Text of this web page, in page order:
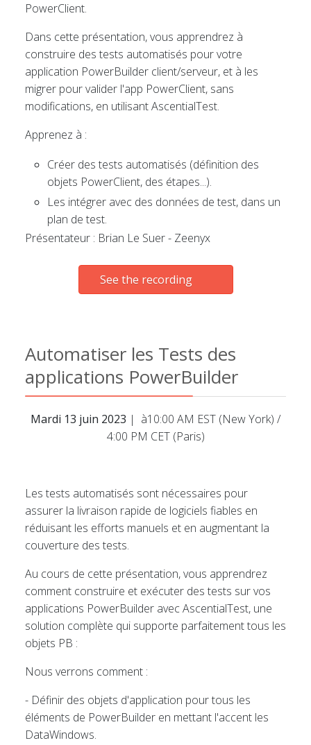
PowerClient.
Dans cette présentation, vous apprendrez à
construire des tests automatisés pour votre
application PowerBuilder client/serveur, et à les
migrer pour valider l'app PowerClient, sans
modifications, en utilisant AscentialTest.
Apprenez à :
Créer des tests automatisés (définition des
objets PowerClient, des étapes...).
Les intégrer avec des données de test, dans un
plan de test.
Présentateur : Brian Le Suer - Zeenyx
See the recording
Automatiser les Tests des
applications PowerBuilder
Mardi 13 juin 2023 | à10:00 AM EST (New York) /
4:00 PM CET (Paris)
Les tests automatisés sont nécessaires pour
assurer la livraison rapide de logiciels fiables en
réduisant les efforts manuels et en augmentant la
couverture des tests.
Au cours de cette présentation, vous apprendrez
comment construire et exécuter des tests sur vos
applications PowerBuilder avec AscentialTest, une
solution complète qui supporte parfaitement tous les
objets PB :
Nous verrons comment :
- Définir des objets d'application pour tous les
éléments de PowerBuilder en mettant l'accent les
DataWindows.